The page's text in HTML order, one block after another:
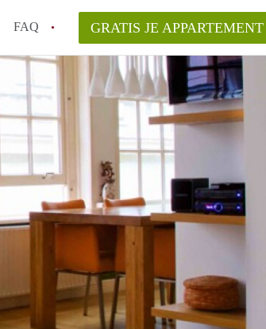
FAQ
en wat betekent die voor mij als huurder in
huren van een appartement in Amsterdam?
in Amsterdam?
een verhuurder van een huur appartement?
huren of kopen in Amsterdam?
GRATIS JE